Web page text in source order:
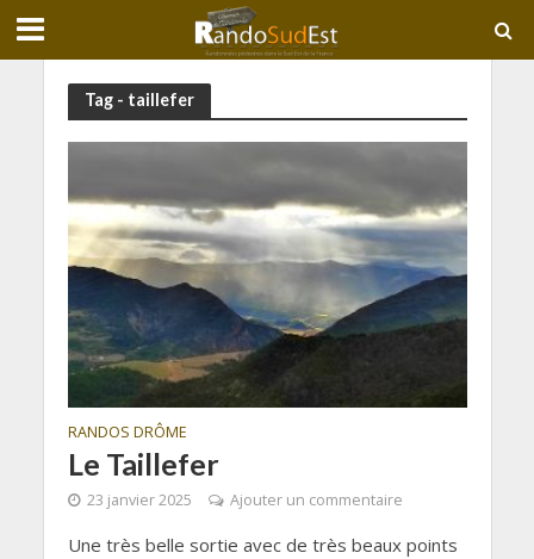
Tag - taillefer
RANDOS DRÔME
Le Taillefer
23 janvier 2025 Ajouter un commentaire
Une très belle sortie avec de très beaux points